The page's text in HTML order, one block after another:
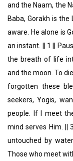
and the Naam, the
Baba, Gorakh is
aware. He alone is
an instant. || 1 ||
the breath of life
and the moon. To
forgotten these
seekers, Yogis,
people. If I meet
mind serves Him. ||
untouched by
Those who meet